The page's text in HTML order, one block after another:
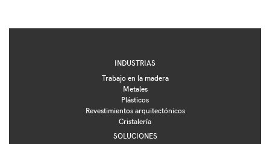
INDUSTRIAS
Trabajo en la madera
Metales
Plásticos
Revestimientos arquitectónicos
Cristalería
SOLUCIONES